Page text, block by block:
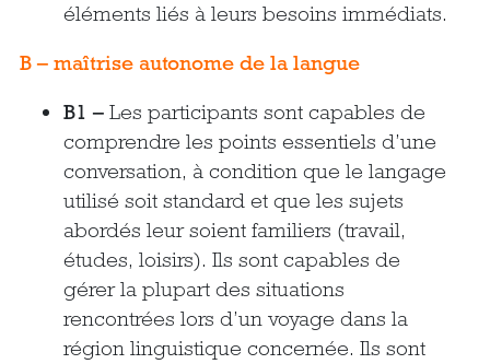
éléments liés à leurs besoins immédiats.
B – maîtrise autonome de la langue
B1 – Les participants sont capables de
comprendre les points essentiels d’une
conversation, à condition que le langage
utilisé soit standard et que les sujets
abordés leur soient familiers (travail,
études, loisirs). Ils sont capables de
gérer la plupart des situations
rencontrées lors d’un voyage dans la
région linguistique concernée. Ils sont